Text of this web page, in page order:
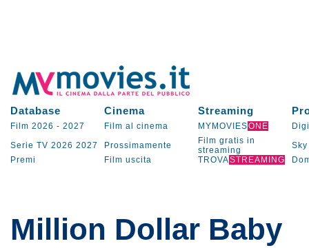
Database Cinema Streaming
Film 2026 - 2027 Film al cinema MYMOVIESONE
Serie TV 2026 2027 Prossimamente
Film gratis in
streaming
Sky
Premi
Film uscita TROVASTREAMING
Million Dollar Baby